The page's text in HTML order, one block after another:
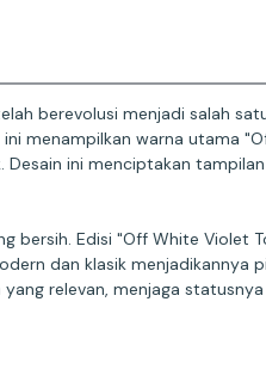
berevolusi menjadi salah
menampilkan warna utama
ini menciptakan
bersih. Edisi "Off White Violet
dan klasik menjadikannya
relevan, menjaga